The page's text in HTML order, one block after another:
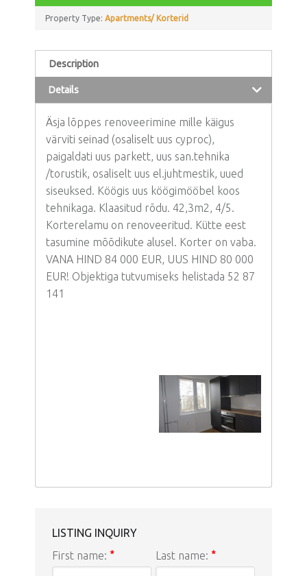
Property Type: Apartments/ Korterid
Description
Details
Äsja lõppes renoveerimine mille käigus
värviti seinad (osaliselt uus cyproc),
paigaldati uus parkett, uus san.tehnika
/torustik, osaliselt uus el.juhtmestik, uued
siseuksed. Köögis uus köögimööbel koos
tehnikaga. Klaasitud rõdu. 42,3m2, 4/5.
Korterelamu on renoveeritud. Kütte eest
tasumine mõõdikute alusel. Korter on vaba.
VANA HIND 84 000 EUR, UUS HIND 80 000
EUR! Objektiga tutvumiseks helistada 52 87
141
LISTING INQUIRY
First name: * Last name: *